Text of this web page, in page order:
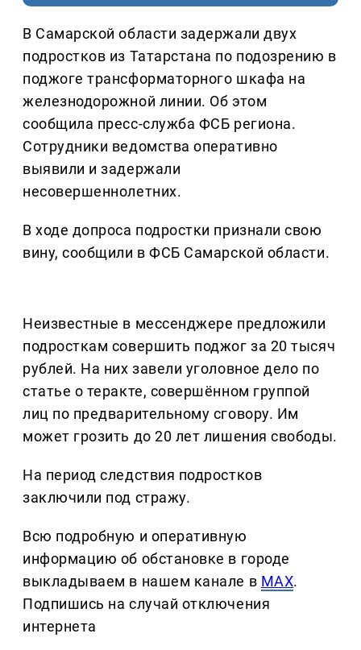
В Самарской области задержали двух
подростков из Татарстана по подозрению в
поджоге трансформаторного шкафа на
железнодорожной линии. Об этом
сообщила пресс-служба ФСБ региона.
Сотрудники ведомства оперативно
выявили и задержали
несовершеннолетних.
В ходе допроса подростки признали свою
вину, сообщили в ФСБ Самарской области.
Неизвестные в мессенджере предложили
подросткам совершить поджог за 20 тысяч
рублей. На них завели уголовное дело по
статье о теракте, совершённом группой
лиц по предварительному сговору. Им
может грозить до 20 лет лишения свободы.
На период следствия подростков
заключили под стражу.
Всю подробную и оперативную
информацию об обстановке в городе
выкладываем в нашем канале в MAX.
Подпишись на случай отключения
интернета